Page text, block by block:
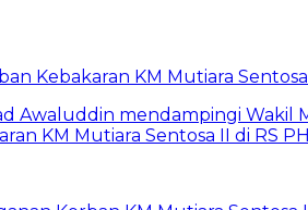
Kebakaran KM Mutiara